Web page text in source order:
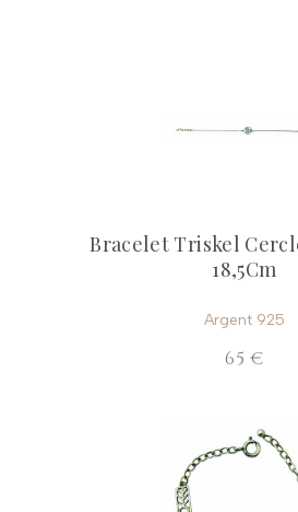
Bracelet Triskel
18,5Cm
Argent 925
65 €